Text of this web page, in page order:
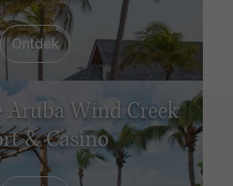
Ontdek
Aruba Wind Creek
& Casino